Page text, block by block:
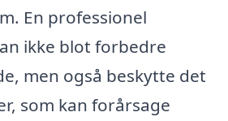
En professionel
ikke blot forbedre
men også beskytte det
som kan forårsage